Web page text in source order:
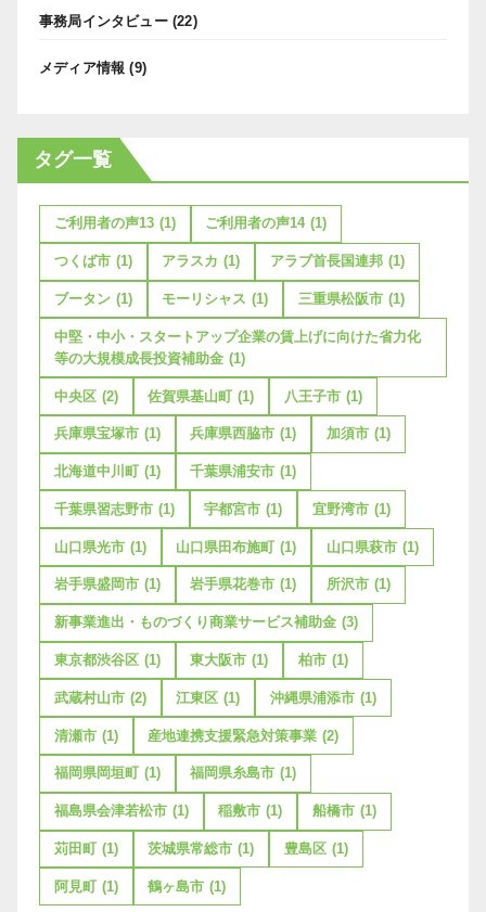
事務局インタビュー(22)
メディア情報 (9)
タグ一覧
ご利用者の声13 (1) ご利用者の声14 (1)
つくば市 (1) アラスカ (1) アラブ首長国連邦 (1)
ブータン (1) モーリシャス (1) 三重県松阪市 (1)
中堅・中小・スタートアップ企業の賃上げに向けた省力化
等の大規模成長投資補助金 (1)
中央区 (2) 佐賀県基山町 (1) 八王子市 (1)
兵庫県宝塚市 (1) 兵庫県西脇市 (1) 加須市 (1)
北海道中川町 (1) 千葉県浦安市 (1)
千葉県習志野市 (1) 宇都宮市 (1) 宜野湾市 (1)
山口県光市 (1) 山口県田布施町 (1) 山口県萩市 (1)
岩手県盛岡市 (1) 岩手県花巻市 (1) 所沢市 (1)
新事業進出・ものづくり商業サービス補助金 (3)
東京都渋谷区 (1) 東大阪市 (1) 柏市 (1)
武蔵村山市 (2) 江東区 (1) 沖縄県浦添市 (1)
清瀬市 (1) 産地連携支援緊急対策事業 (2)
福岡県岡垣町 (1) 福岡県糸島市 (1)
福島県会津若松市 (1) 稲敷市 (1) 船橋市 (1)
苅田町 (1) 茨城県常総市 (1) 豊島区 (1)
阿見町 (1) 鶴ヶ島市 (1)